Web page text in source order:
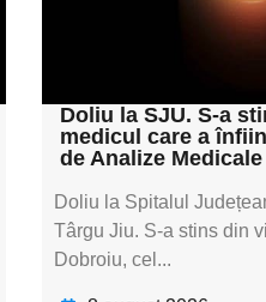
Doliu la SJU. S-a
medicul care a
de Analize Medicale
Doliu la Spitalul
Târgu Jiu. S-a stins din
Dobroiu, cel...